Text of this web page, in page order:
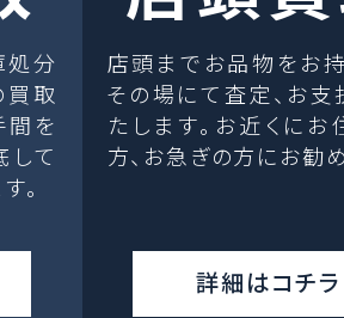
処分
取
間を
して
。
店頭までお品物をお持
その場にて査定、お支
たします。お近くにお
方、お急ぎの方にお勧め
詳細はコチラ